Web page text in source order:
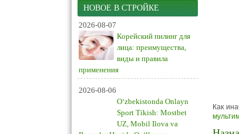
НОВОЕ В СТРОЙКЕ
2026-08-07
Корейский пилинг для
лица: преимущества,
виды и правила
применения
2026-08-06
O‘zbekistonda Onlayn
Sport Tikish: Mostbet
UZ, Mobil Ilova va
Как